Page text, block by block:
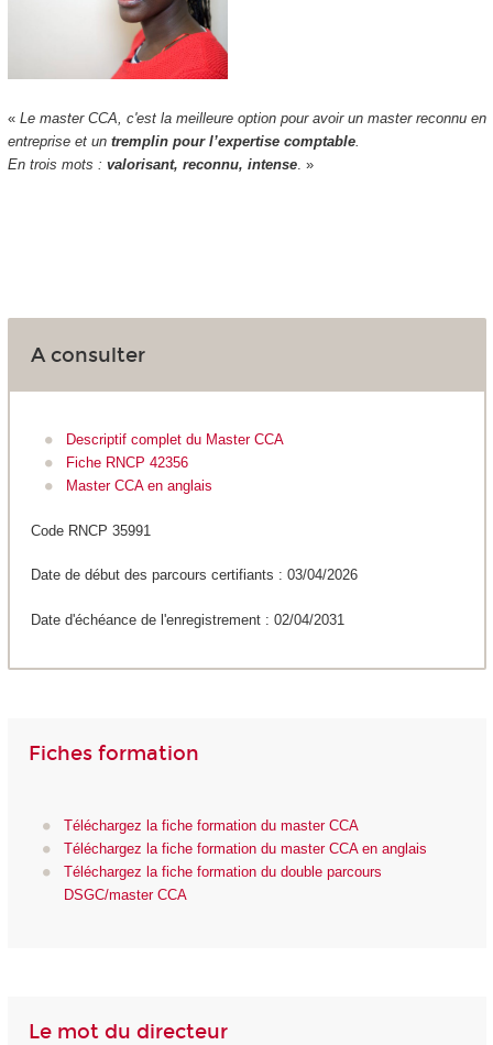
« Le master CCA, c'est la meilleure option pour avoir un master reconnu en
entreprise et un tremplin pour l’expertise comptable.
En trois mots : valorisant, reconnu, intense. »
A consulter
Descriptif complet du Master CCA
Fiche RNCP 42356
Master CCA en anglais
Code RNCP 35991
Date de début des parcours certifiants : 03/04/2026
Date d'échéance de l'enregistrement : 02/04/2031
Fiches formation
Téléchargez la fiche formation du master CCA
Téléchargez la fiche formation du master CCA en anglais
Téléchargez la fiche formation du double parcours
DSGC/master CCA
Le mot du directeur